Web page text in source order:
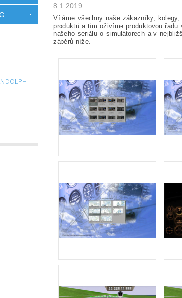
8.1.2019
Vítáme všechny naše zákazníky,
produktů a tím oživíme produktovou
našeho seriálu o simulátorech a v
záběrů níže.